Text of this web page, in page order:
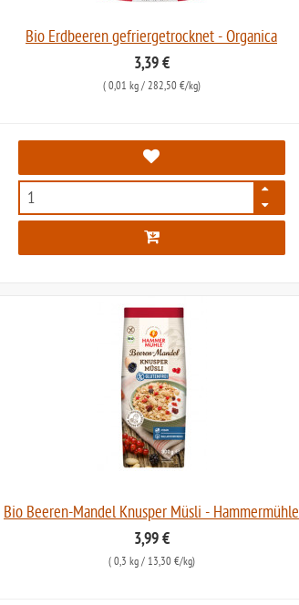
Bio Erdbeeren gefriergetrocknet - Organica
3,39 €
( 0,01 kg/ 282,50 €/kg)
6398
Bio Beeren-Mandel Knusper Müsli - Hammermühle
3,99 €
( 0,3 kg/ 13,30 €/kg)